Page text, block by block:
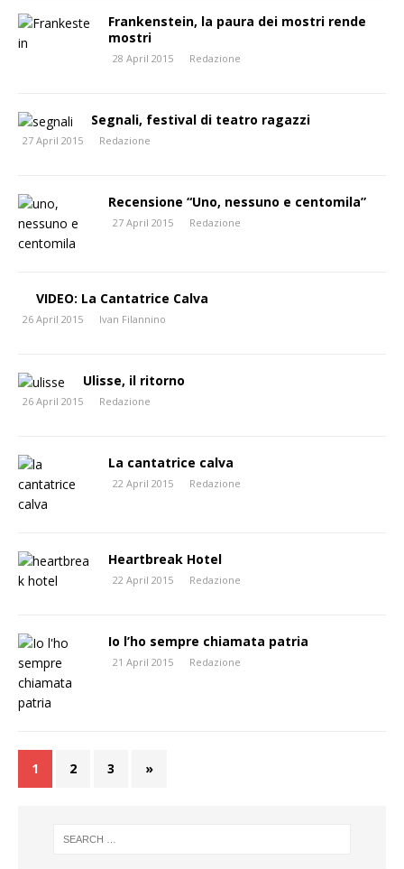
Frankenstein, la paura dei mostri rende
mostri
28 April 2015 Redazione
Segnali, festival di teatro ragazzi
27 April 2015 Redazione
Recensione “Uno, nessuno e centomila”
27 April 2015 Redazione
VIDEO: La Cantatrice Calva
26 April 2015 Ivan Filannino
Ulisse, il ritorno
26 April 2015 Redazione
La cantatrice calva
22 April 2015 Redazione
Heartbreak Hotel
22 April 2015 Redazione
Io l’ho sempre chiamata patria
21 April 2015 Redazione
1 2 3 »